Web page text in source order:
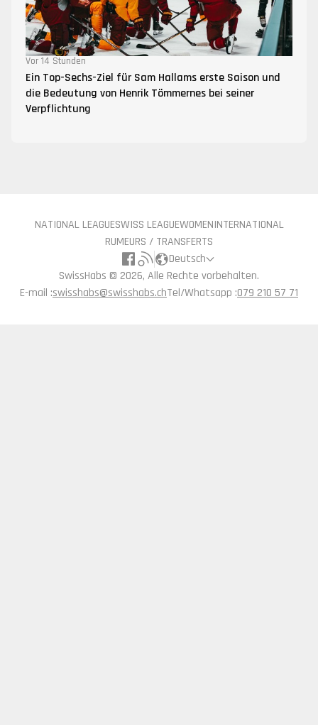
Vor 14 Stunden
Ein Top-Sechs-Ziel für Sam Hallams erste Saison und
die Bedeutung von Henrik Tömmernes bei seiner
Verpflichtung
NATIONAL LEAGUESWISS LEAGUEWOMENINTERNATIONAL
RUMEURS / TRANSFERTS
Deutsch
SwissHabs © 2026, Alle Rechte vorbehalten.
E-mail :swisshabs@swisshabs.chTel/Whatsapp :079 210 57 71